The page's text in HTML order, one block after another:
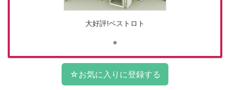
大好評!ベストロト